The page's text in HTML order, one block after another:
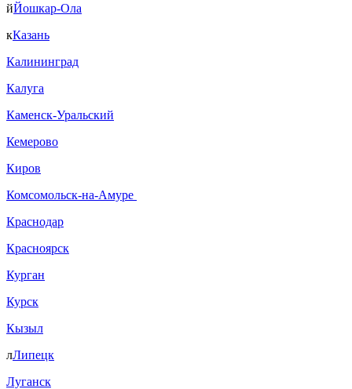
йЙошкар-Ола
кКазань
Калининград
Калуга
Каменск-Уральский
Кемерово
Киров
Комсомольск-на-Амуре
Краснодар
Красноярск
Курган
Курск
Кызыл
лЛипецк
Луганск